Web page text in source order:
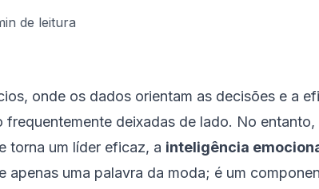
de leitura
onde os dados orientam as decisões e a
frequentemente deixadas de lado. No
torna um líder eficaz, a inteligência
apenas uma palavra da moda; é um